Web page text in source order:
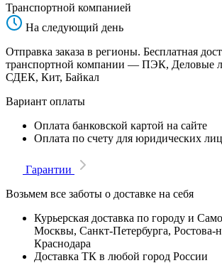
Транспортной компанией
На следующий день
Отправка заказа в регионы. Бесплатная
транспортной компании — ПЭК, Деловые
СДЕК, Кит, Байкал
Вариант оплаты
Оплата банковской картой на сайте
Оплата по счету для юридических лиц
Гарантии
Возьмем все заботы о доставке на себя
Курьерская доставка по городу и
Москвы, Санкт-Петербурга, Ростова-
Краснодара
Доставка ТК в любой город России